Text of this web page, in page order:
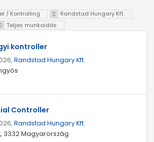
/ Kontrolling
Randstad Hungary Kft.
Teljes munkaidős
kontroller
Randstad Hungary Kft.
Controller
Randstad Hungary Kft.
3332 Magyarország